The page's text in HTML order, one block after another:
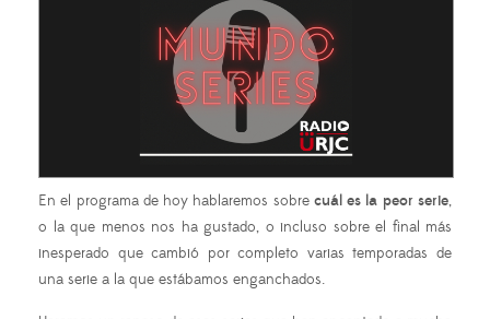
En el programa de hoy hablaremos sobre cuál es la peor serie,
o la que menos nos ha gustado, o incluso sobre el final más
inesperado que cambió por completo varias temporadas de
una serie a la que estábamos enganchados.